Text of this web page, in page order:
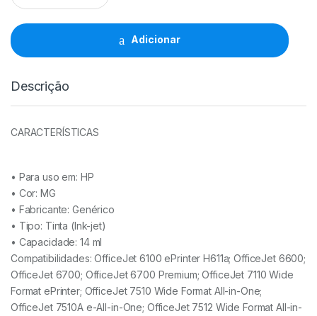
HP
933XL
MG
-
CN055AE
Adicionar
Descrição
CARACTERÍSTICAS
• Para uso em: HP
• Cor: MG
• Fabricante:Genérico
• Tipo: Tinta (Ink-jet)
• Capacidade: 14ml
Compatibilidades: OfficeJet 6100 ePrinter H611a; OfficeJet 6600;
OfficeJet 6700; OfficeJet 6700 Premium; OfficeJet 7110 Wide
Format ePrinter; OfficeJet 7510 Wide Format All-in-One;
OfficeJet 7510A e-All-in-One; OfficeJet 7512 Wide Format All-in-